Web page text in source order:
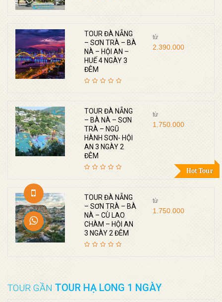
TOUR ĐÀ NẴNG
– SƠN TRÀ – BÀ
NÀ – HỘI AN –
HUẾ 4 NGÀY 3
ĐÊM
từ
2.390.000
Hot Tour
TOUR ĐÀ NẴNG
– BÀ NÀ – SƠN
TRÀ – NGŨ
HÀNH SƠN- HỘI
AN 3 NGÀY 2
ĐÊM
từ
1.750.000
TOUR ĐÀ NẴNG
– SƠN TRÀ – BÀ
NÀ – CÙ LAO
CHÀM – HỘI AN
3 NGÀY 2 ĐÊM
từ
1.750.000
TOUR GẦN TOUR HẠ LONG 1 NGÀY